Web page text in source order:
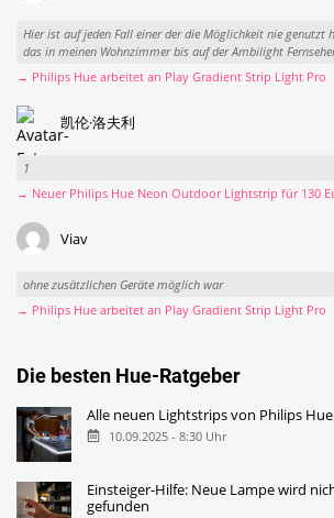
Hier ist auf jeden Fall einer der die Möglichkeit nie genutzt
das in meinen Wohnzimmer bis auf der Ambilight
→ Philips Hue arbeitet an Play Gradient Strip Light Pro
凯伦·洛夫利
1
→ Neuer Philips Hue Neon Outdoor Lightstrip für 130
Viav
ohne zusätzlichen Geräte möglich war
→ Philips Hue arbeitet an Play Gradient Strip Light Pro
Die besten Hue-Ratgeber
Alle neuen Lightstrips von Philips
10.09.2025 - 8:30 Uhr
Einsteiger-Hilfe: Neue Lampe wird
gefunden